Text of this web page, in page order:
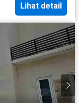
Lihat detail